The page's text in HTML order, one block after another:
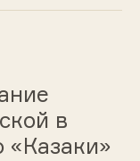
в
«Казаки»